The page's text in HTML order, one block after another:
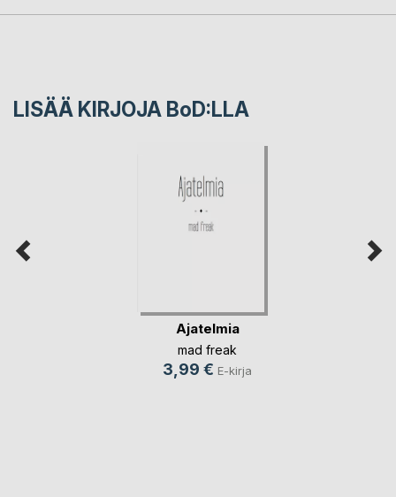
LISÄÄ KIRJOJA BoD:LLA
Ajatelmia
mad freak
3,99 € E-kirja